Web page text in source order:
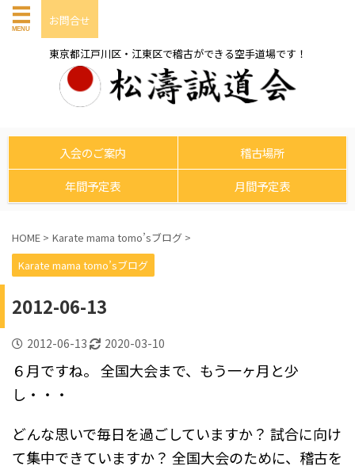
お問合せ
東京都江戸川区・江東区で稽古ができる空手道場です！
入会のご案内
稽古場所
年間予定表
月間予定表
HOME > Karate mama tomo’sブログ >
Karate mama tomo’sブログ
2012-06-13
2012-06-13 2020-03-10
６月ですね。 全国大会まで、もう一ヶ月と少
し・・・
どんな思いで毎日を過ごしていますか？ 試合に向け
て集中できていますか？ 全国大会のために、稽古を